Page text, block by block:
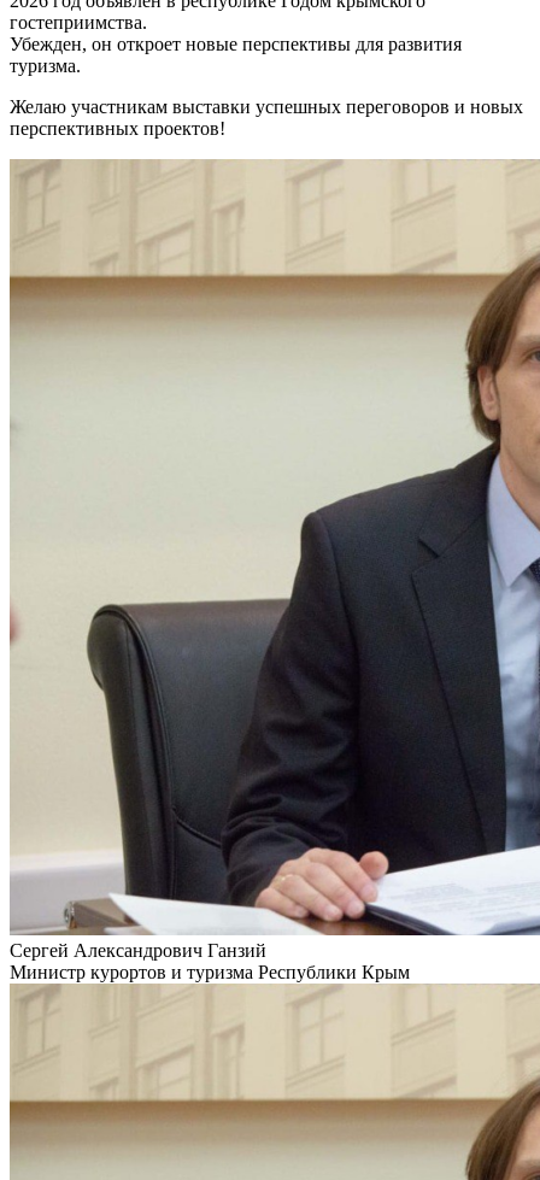
гостеприимства.
Убежден, он откроет новые перспективы для развития
туризма.
Желаю участникам выставки успешных переговоров и новых
перспективных проектов!
Сергей Александрович Ганзий
Министр курортов и туризма Республики Крым